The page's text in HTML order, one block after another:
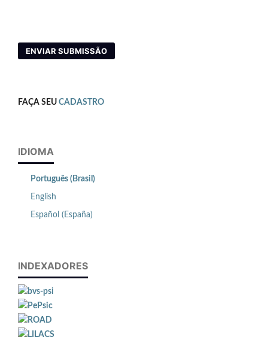
ENVIAR SUBMISSÃO
FAÇA SEU CADASTRO
IDIOMA
Português (Brasil)
English
Español (España)
INDEXADORES